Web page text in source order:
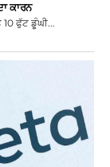
ਕਾਰਨ
ਫੁੱਟ ਡੂੰਘੀ...